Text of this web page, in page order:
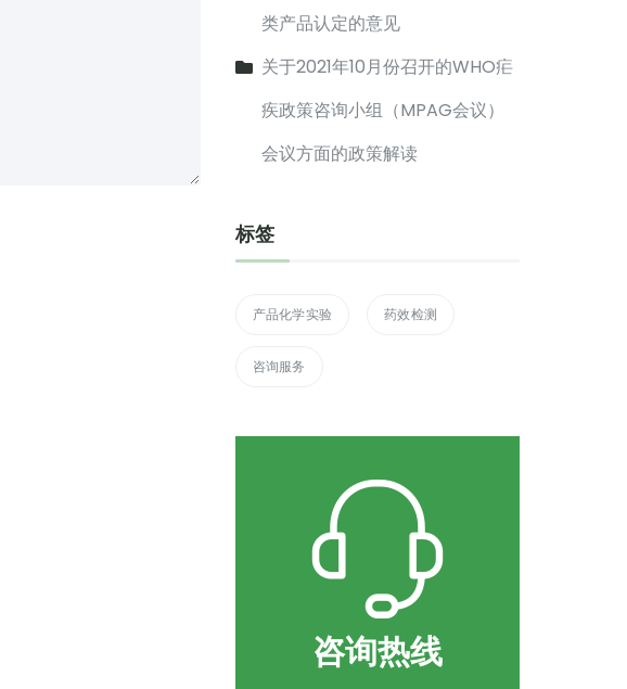
类产品认定的意见
关于2021年10月份召开的WHO疟
疾政策咨询小组（MPAG会议）
会议方面的政策解读
标签
产品化学实验 药效检测
咨询服务
咨询热线